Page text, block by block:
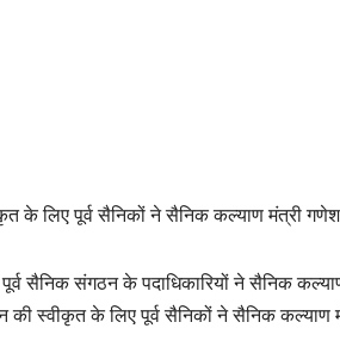
के लिए पूर्व सैनिकों ने सैनिक कल्याण मंत्री
के पूर्व सैनिक संगठन के पदाधिकारियों ने सैनिक
स्वीकृत के लिए पूर्व सैनिकों ने सैनिक कल्याण